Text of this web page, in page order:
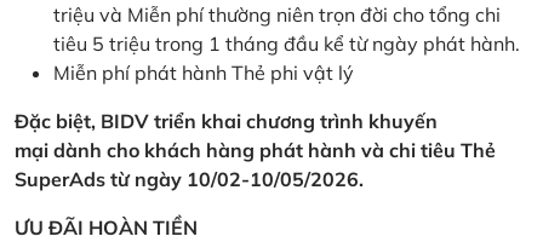
triệu và Miễn phí thường niên trọn đời cho tổng chi
tiêu 5 triệu trong 1 tháng đầu kể từ ngày phát hành.
Miễn phí phát hành Thẻ phi vật lý
Đặc biệt, BIDV triển khai chương trình khuyến
mại dành cho khách hàng phát hành và chi tiêu Thẻ
SuperAds từ ngày 10/02-10/05/2026.
ƯU ĐÃI HOÀN TIỀN